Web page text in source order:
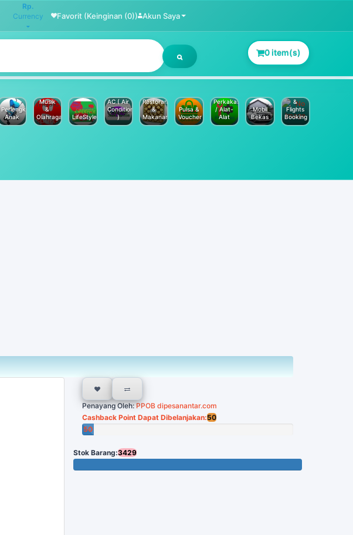
Rp.
Currency
Favorit (Keinginan (0)) Akun Saya
0 item(s)
Perlengkapan
Anak
Musik
&
Olahraga
LifeStyle
AC ( Air
Conditioner
)
Restoran
&
Makanan
Pulsa &
Voucher
Perkakas
/ Alat-
Alat
Mobil
Bekas
&
Flights
Booking
Penayang Oleh:PPOB dipesanantar.com
Cashback Point Dapat Dibelanjakan:50
50
Stok Barang:3429